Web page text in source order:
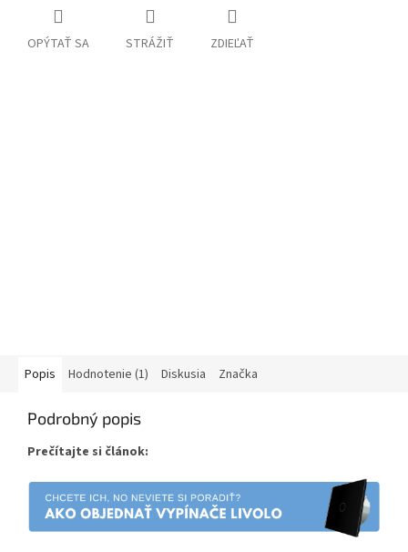
OPÝTAŤ SA STRÁŽIŤ ZDIEĽAŤ
Popis Hodnotenie (1) Diskusia Značka
Podrobný popis
Prečítajte si článok: